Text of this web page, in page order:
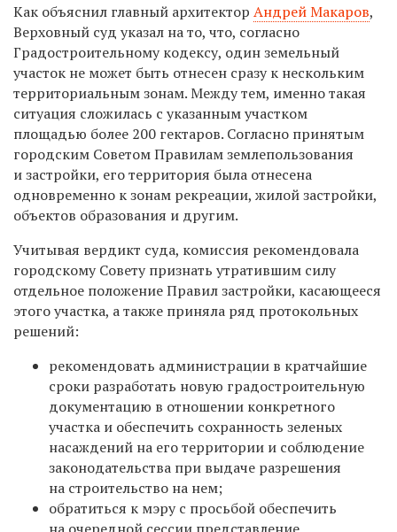
Как объяснил главный архитектор Андрей Макаров,
Верховный суд указал на то, что, согласно
Градостроительному кодексу, один земельный
участок не может быть отнесен сразу к нескольким
территориальным зонам. Между тем, именно такая
ситуация сложилась с указанным участком
площадью более 200 гектаров. Согласно принятым
городским Советом Правилам землепользования
и застройки, его территория была отнесена
одновременно к зонам рекреации, жилой застройки,
объектов образования и другим.
Учитывая вердикт суда, комиссия рекомендовала
городскому Совету признать утратившим силу
отдельное положение Правил застройки, касающееся
этого участка, а также приняла ряд протокольных
решений:
рекомендовать администрации в кратчайшие
сроки разработать новую градостроительную
документацию в отношении конкретного
участка и обеспечить сохранность зеленых
насаждений на его территории и соблюдение
законодательства при выдаче разрешения
на строительство на нем;
обратиться к мэру с просьбой обеспечить
на очередной сессии представление